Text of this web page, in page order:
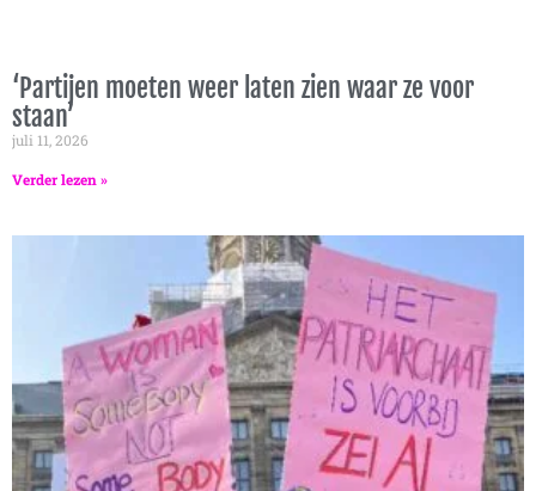
‘Partijen moeten weer laten zien waar ze voor
staan’
juli 11, 2026
Verder lezen »